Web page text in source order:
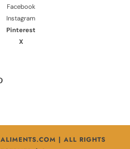
Facebook
Instagram
Pinterest
X
| ALL RIGHTS